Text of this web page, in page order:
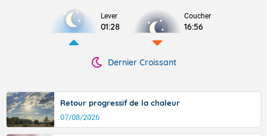
Lever
01:28
Coucher
16:56
Dernier Croissant
Retour progressif de la chaleur
07/08/2026